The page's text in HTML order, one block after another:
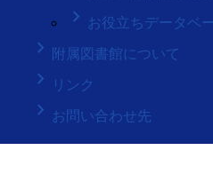
keyboard_arrow_right お役立ちデータベ
keyboard_arrow_right 附属図書館について
keyboard_arrow_right リンク
keyboard_arrow_right お問い合わせ先